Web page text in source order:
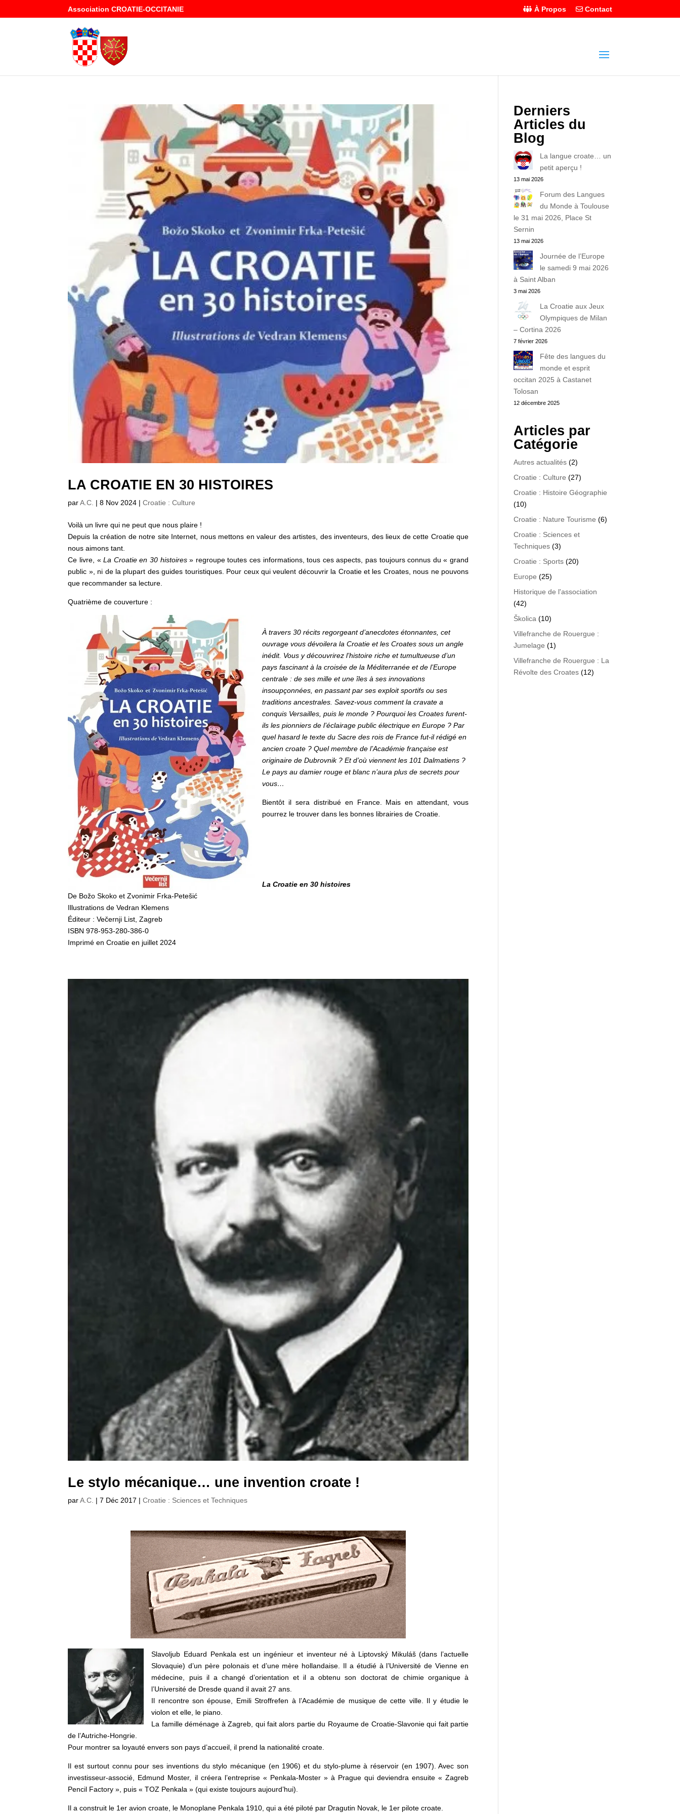
Association CROATIE-OCCITANIE À Propos Contact
LA CROATIE EN 30 HISTOIRES
parA.C. |8 Nov 2024 |Croatie : Culture
Voilà un livre qui ne peut que nous plaire !
Depuis la création de notre site Internet, nous mettons en valeur des artistes, des inventeurs, des lieux de cette Croatie que
nous aimons tant.
Ce livre, «La Croatie en 30 histoires» regroupe toutes ces informations, tous ces aspects, pas toujours connus du « grand
public », ni de la plupart des guides touristiques. Pour ceux qui veulent découvrir la Croatie et les Croates, nous ne pouvons
que recommander sa lecture.
Quatrième de couverture :
À travers 30 récits regorgeant d’anecdotes étonnantes, cet
ouvrage vous dévoilera la Croatie et les Croates sous un angle
inédit. Vous y découvrirez l’histoire riche et tumultueuse d’un
pays fascinant à la croisée de la Méditerranée et de l’Europe
centrale : de ses mille et une îles à ses innovations
insoupçonnées, en passant par ses exploit sportifs ou ses
traditions ancestrales. Savez-vous comment la cravate a
conquis Versailles, puis le monde ? Pourquoi les Croates furent-
ils les pionniers de l’éclairage public électrique en Europe ? Par
quel hasard le texte du Sacre des rois de France fut-il rédigé en
ancien croate ? Quel membre de l’Académie française est
originaire de Dubrovnik ? Et d’où viennent les 101 Dalmatiens ?
Le pays au damier rouge et blanc n’aura plus de secrets pour
vous…
Bientôt il sera distribué en France. Mais en attendant, vous
pourrez le trouver dans les bonnes librairies de Croatie.
La Croatie en 30 histoires
De Božo Skoko et Zvonimir Frka-Petešić
Illustrations de Vedran Klemens
Éditeur : Večernji List, Zagreb
ISBN 978-953-280-386-0
Imprimé en Croatie en juillet 2024
Le stylo mécanique… une invention croate !
parA.C. |7 Déc 2017 |Croatie : Sciences et Techniques
Slavoljub Eduard Penkala est un ingénieur et inventeur né à Liptovský Mikuláš (dans l’actuelle
Slovaquie) d’un père polonais et d’une mère hollandaise. Il a étudié à l’Université de Vienne en
médecine, puis il a changé d’orientation et il a obtenu son doctorat de chimie organique à
l’Université de Dresde quand il avait 27 ans.
Il rencontre son épouse, Emili Stroffrefen à l’Académie de musique de cette ville. Il y étudie le
violon et elle, le piano.
La famille déménage à Zagreb, qui fait alors partie du Royaume de Croatie-Slavonie qui fait partie
de l’Autriche-Hongrie.
Pour montrer sa loyauté envers son pays d’accueil, il prend la nationalité croate.
Il est surtout connu pour ses inventions du stylo mécanique (en 1906) et du stylo-plume à réservoir (en 1907). Avec son
investisseur-associé, Edmund Moster, il créera l’entreprise « Penkala-Moster » à Prague qui deviendra ensuite « Zagreb
Pencil Factory », puis « TOZ Penkala » (qui existe toujours aujourd’hui).
Il a construit le 1er avion croate, le Monoplane Penkala 1910, qui a été piloté par Dragutin Novak, le 1er pilote croate.
Derniers
Articles du
Blog
La langue croate… un
petit aperçu !
13 mai 2026
Forum des Langues
du Monde à Toulouse
le 31 mai 2026, Place St
Sernin
13 mai 2026
Journée de l’Europe
le samedi 9 mai 2026
à Saint Alban
3 mai 2026
La Croatie aux Jeux
Olympiques de Milan
– Cortina 2026
7 février 2026
Fête des langues du
monde et esprit
occitan 2025 à Castanet
Tolosan
12 décembre 2025
Articles par
Catégorie
Autres actualités (2)
Croatie : Culture (27)
Croatie : Histoire Géographie
(10)
Croatie : Nature Tourisme (6)
Croatie : Sciences et
Techniques (3)
Croatie : Sports (20)
Europe (25)
Historique de l'association
(42)
Školica (10)
Villefranche de Rouergue :
Jumelage (1)
Villefranche de Rouergue : La
Révolte des Croates (12)